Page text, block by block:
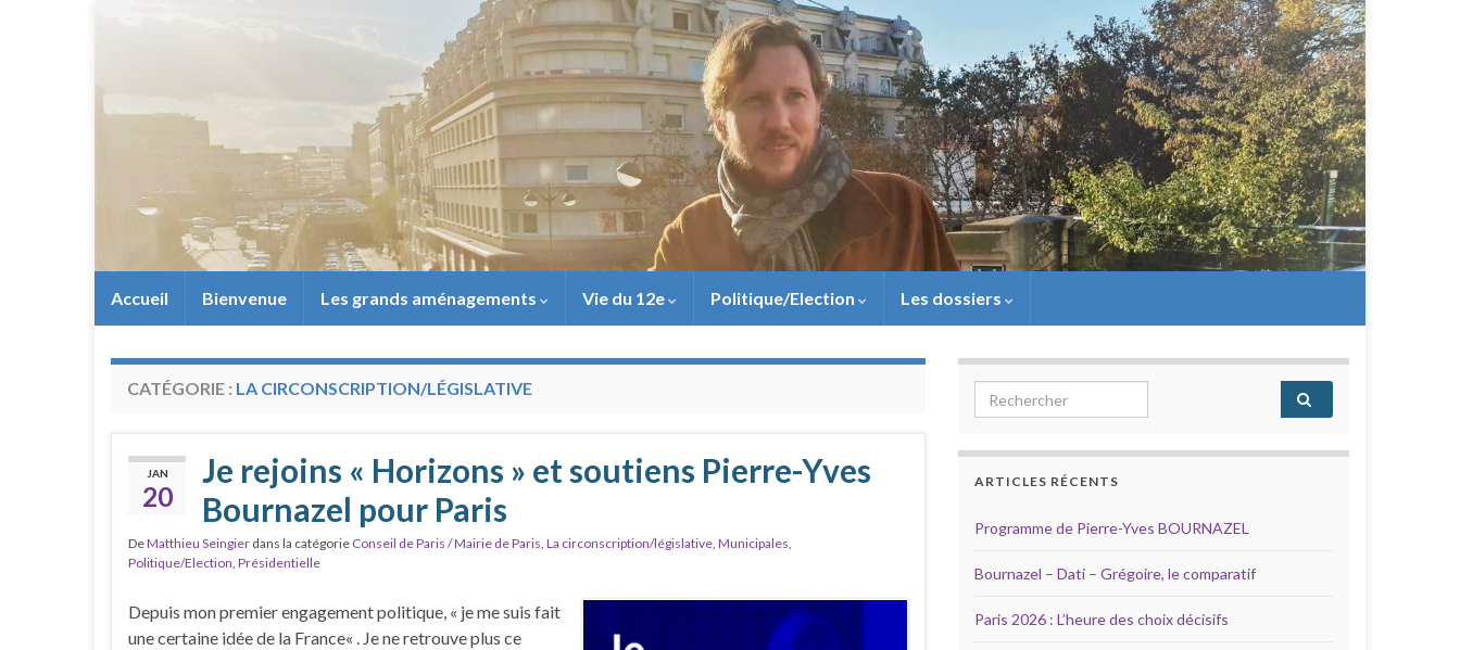
Accueil Bienvenue Les grands aménagements Vie du 12e Politique/Election Les dossiers
CATÉGORIE : LA CIRCONSCRIPTION/LÉGISLATIVE
JAN
20
Je rejoins « Horizons » et soutiens Pierre-Yves
Bournazel pour Paris
DeMatthieu Seingier dans la catégorie Conseil de Paris / Mairie de Paris, La circonscription/législative, Municipales,
Politique/Election, Présidentielle
Depuis mon premier engagement politique, « je me suis fait
une certaine idée de la France« . Je ne retrouve plus ce
Search for:
ARTICLES RÉCENTS
Programme de Pierre-Yves BOURNAZEL
Bournazel – Dati – Grégoire, le comparatif
Paris 2026 : L’heure des choix décisifs